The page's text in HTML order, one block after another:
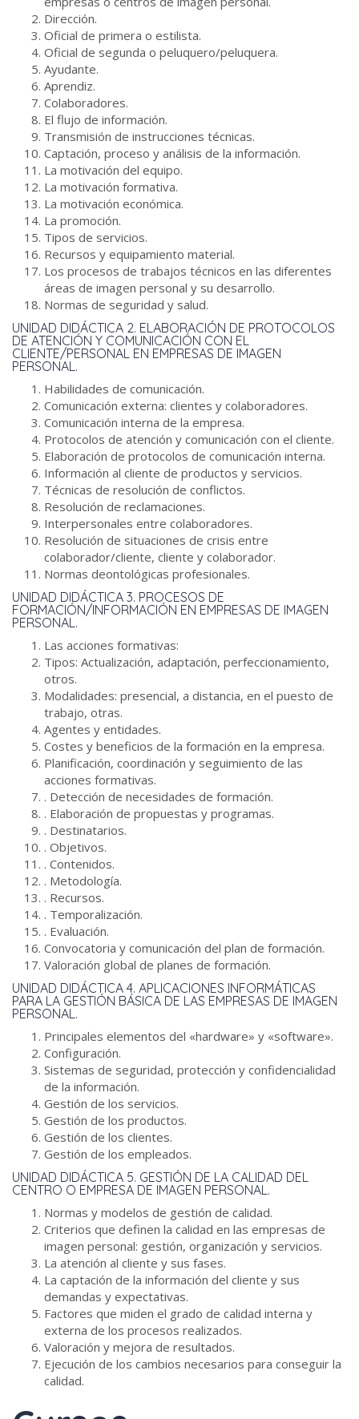
Dirección.
Oficial de primera o estilista.
Oficial de segunda o peluquero/peluquera.
Ayudante.
Aprendiz.
Colaboradores.
El flujo de información.
Transmisión de instrucciones técnicas.
Captación, proceso y análisis de la información.
La motivación del equipo.
La motivación formativa.
La motivación económica.
La promoción.
Tipos de servicios.
Recursos y equipamiento material.
Los procesos de trabajos técnicos en las diferentes
áreas de imagen personal y su desarrollo.
Normas de seguridad y salud.
UNIDAD DIDÁCTICA 2. ELABORACIÓN DE PROTOCOLOS
DE ATENCIÓN Y COMUNICACIÓN CON EL
CLIENTE/PERSONAL EN EMPRESAS DE IMAGEN
PERSONAL.
Habilidades de comunicación.
Comunicación externa: clientes y colaboradores.
Comunicación interna de la empresa.
Protocolos de atención y comunicación con el cliente.
Elaboración de protocolos de comunicación interna.
Información al cliente de productos y servicios.
Técnicas de resolución de conflictos.
Resolución de reclamaciones.
Interpersonales entre colaboradores.
Resolución de situaciones de crisis entre
colaborador/cliente, cliente y colaborador.
Normas deontológicas profesionales.
UNIDAD DIDÁCTICA 3. PROCESOS DE
FORMACIÓN/INFORMACIÓN EN EMPRESAS DE IMAGEN
PERSONAL.
Las acciones formativas:
Tipos: Actualización, adaptación, perfeccionamiento,
otros.
Modalidades: presencial, a distancia, en el puesto de
trabajo, otras.
Agentes y entidades.
Costes y beneficios de la formación en la empresa.
Planificación, coordinación y seguimiento de las
acciones formativas.
. Detección de necesidades de formación.
. Elaboración de propuestas y programas.
. Destinatarios.
. Objetivos.
. Contenidos.
. Metodología.
. Recursos.
. Temporalización.
. Evaluación.
Convocatoria y comunicación del plan de formación.
Valoración global de planes de formación.
UNIDAD DIDÁCTICA 4. APLICACIONES INFORMÁTICAS
PARA LA GESTIÓN BÁSICA DE LAS EMPRESAS DE IMAGEN
PERSONAL.
Principales elementos del «hardware» y «software».
Configuración.
Sistemas de seguridad, protección y confidencialidad
de la información.
Gestión de los servicios.
Gestión de los productos.
Gestión de los clientes.
Gestión de los empleados.
UNIDAD DIDÁCTICA 5. GESTIÓN DE LA CALIDAD DEL
CENTRO O EMPRESA DE IMAGEN PERSONAL.
Normas y modelos de gestión de calidad.
Criterios que definen la calidad en las empresas de
imagen personal: gestión, organización y servicios.
La atención al cliente y sus fases.
La captación de la información del cliente y sus
demandas y expectativas.
Factores que miden el grado de calidad interna y
externa de los procesos realizados.
Valoración y mejora de resultados.
Ejecución de los cambios necesarios para conseguir la
calidad.